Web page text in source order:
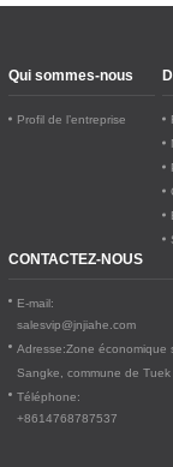
Qui sommes-nous
Profil de l’entreprise
CONTACTEZ-NOUS
E-mail:
salesvip@jnjiahe.com
Adresse:Zone économique
Sangke, commune de
Téléphone:
+8614768787537